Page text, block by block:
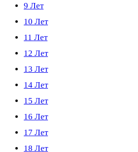
9 Лет
10 Лет
11 Лет
12 Лет
13 Лет
14 Лет
15 Лет
16 Лет
17 Лет
18 Лет